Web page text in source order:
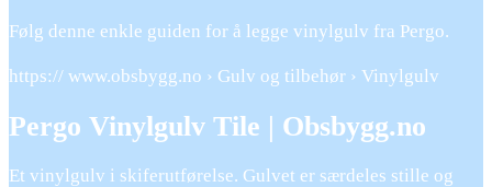
Følg denne enkle guiden for å legge vinylgulv fra Pergo.
https:// www.obsbygg.no › Gulv og tilbehør › Vinylgulv
Pergo Vinylgulv Tile | Obsbygg.no
Et vinylgulv i skiferutførelse. Gulvet er særdeles stille og